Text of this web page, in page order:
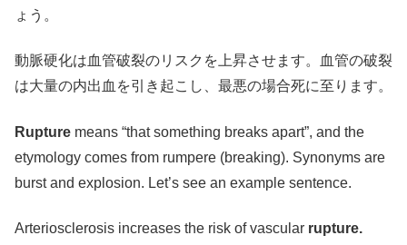
ょう。
動脈硬化は血管破裂のリスクを上昇させます。血管の破裂
は大量の内出血を引き起こし、最悪の場合死に至ります。
Rupture means “that something breaks apart”, and the
etymology comes from rumpere (breaking). Synonyms are
burst and explosion. Let’s see an example sentence.
Arteriosclerosis increases the risk of vascular rupture.